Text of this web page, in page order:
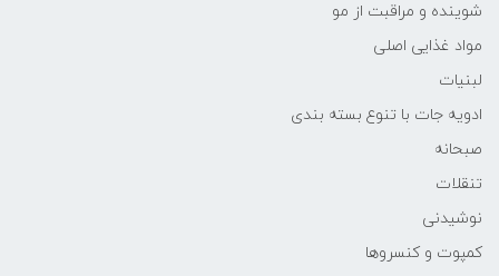
شوینده و مراقبت از مو
مواد غذایی اصلی
لبنیات
ادویه جات با تنوع بسته بندی
صبحانه
تنقلات
نوشیدنی
کمپوت و کنسروها